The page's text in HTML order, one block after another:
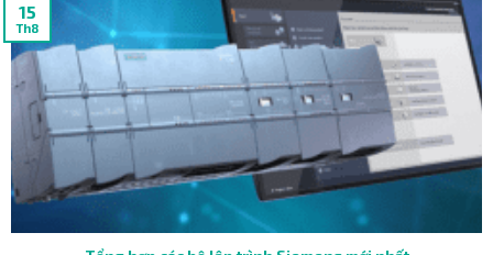
15
Th8